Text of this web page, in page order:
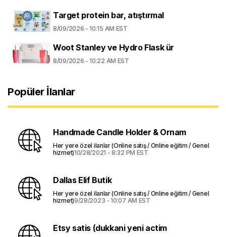
Target protein bar, atıştırmal
8/09/2026 - 10:15 AM EST
Woot Stanley ve Hydro Flask ür
8/09/2026 - 10:22 AM EST
Popüler İlanlar
Handmade Candle Holder & Ornam
Her yere özel ilanlar (Online satış / Online eğitim / Genel
hizmet)10/28/2021 - 8:32 PM EST
Dallas Elif Butik
Her yere özel ilanlar (Online satış / Online eğitim / Genel
hizmet)9/28/2023 - 10:07 AM EST
Etsy satis (dukkani yeni actim